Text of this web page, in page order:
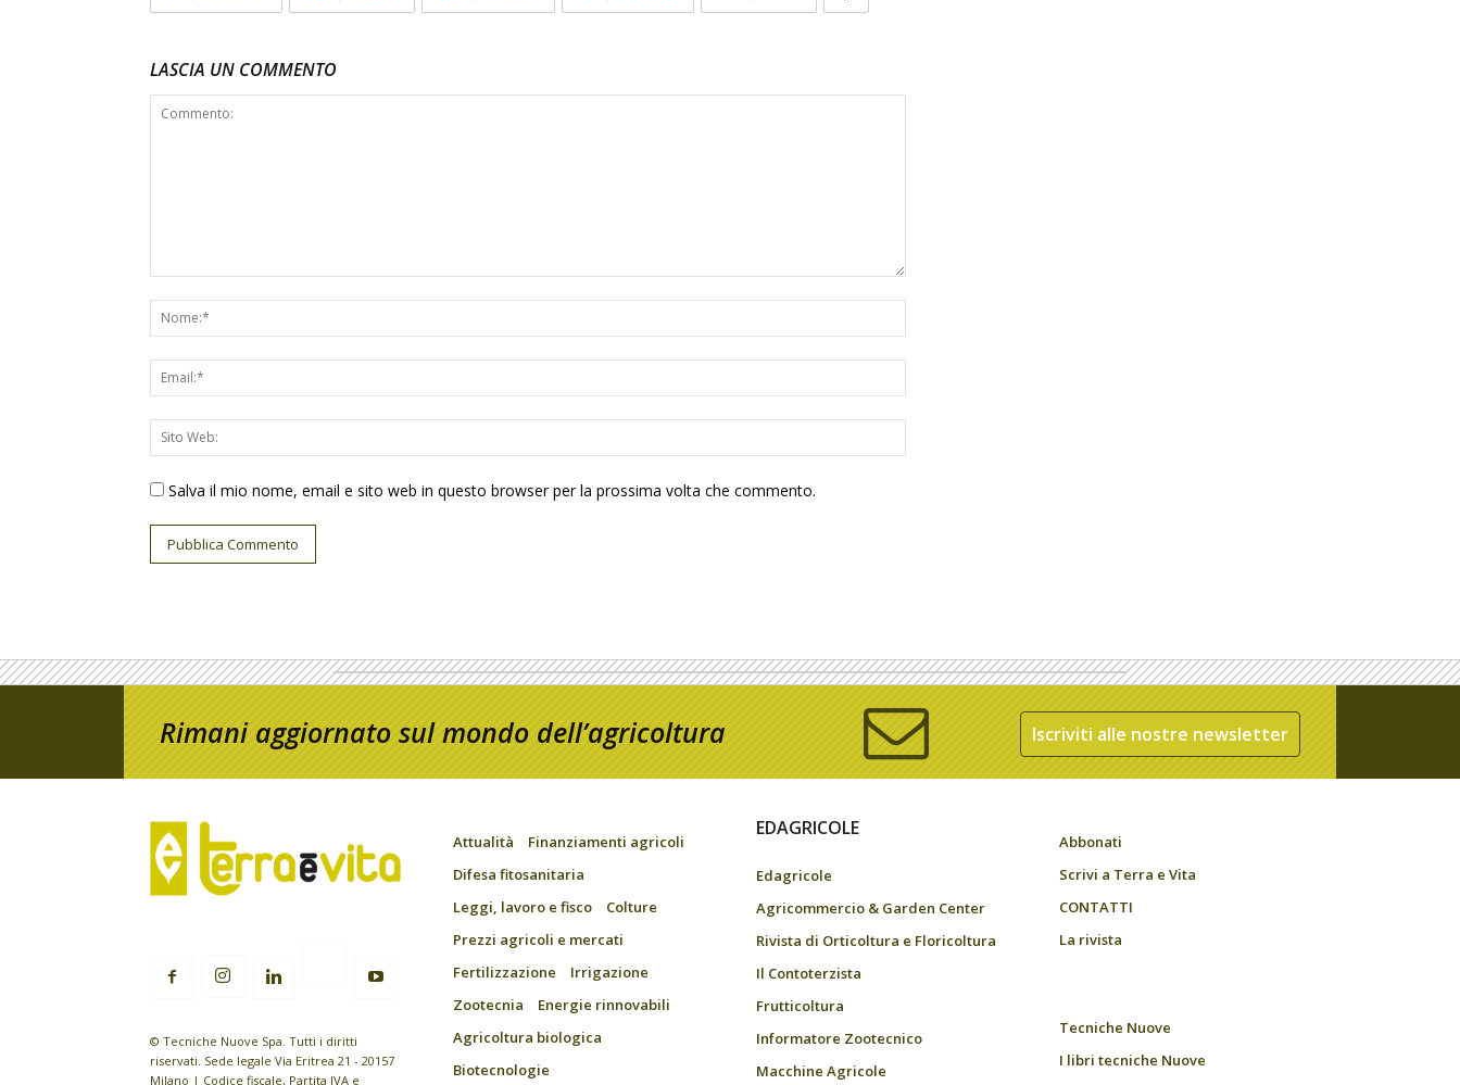
LASCIA UN COMMENTO
Salva il mio nome, email e sito web in questo browser per la prossima volta che commento.
Rimani aggiornato sul mondo dell’agricoltura Iscriviti alle nostre newsletter
© Tecniche Nuove Spa. Tutti i diritti
riservati. Sede legale Via Eritrea 21 - 20157
Milano | Codice fiscale, Partita IVA e
Attualità
Finanziamenti agricoli
Difesa fitosanitaria
Leggi, lavoro e fisco
Colture
Prezzi agricoli e mercati
Fertilizzazione
Irrigazione
Zootecnia
Energie rinnovabili
Agricoltura biologica
Biotecnologie
EDAGRICOLE
Edagricole
Agricommercio & Garden Center
Rivista di Orticoltura e Floricoltura
Il Contoterzista
Frutticoltura
Informatore Zootecnico
Macchine Agricole
Abbonati
Scrivi a Terra e Vita
CONTATTI
La rivista
Tecniche Nuove
I libri tecniche Nuove